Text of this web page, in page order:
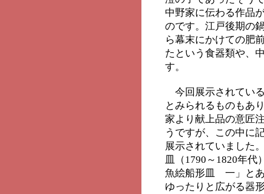
中野家に伝わる作品
のです。江戸後期の
ら幕末にかけての肥
たという食器類や、
す。
今回展示されてい
とみられるものもあ
家より献上品の意匠
うですが、この中に
展示されていました
皿（1790～1820年
魚絵船形皿 一」と
ゆったりと広がる器